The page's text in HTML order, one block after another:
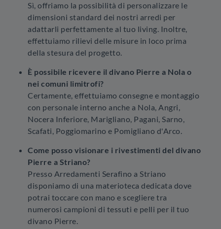
Sì, offriamo la possibilità di personalizzare le
dimensioni standard dei nostri arredi per
adattarli perfettamente al tuo living. Inoltre,
effettuiamo rilievi delle misure in loco prima
della stesura del progetto.
È possibile ricevere il divano Pierre a Nola o
nei comuni limitrofi?
Certamente, effettuiamo consegne e montaggio
con personale interno anche a Nola, Angri,
Nocera Inferiore, Marigliano, Pagani, Sarno,
Scafati, Poggiomarino e Pomigliano d'Arco.
Come posso visionare i rivestimenti del divano
Pierre a Striano?
Presso Arredamenti Serafino a Striano
disponiamo di una materioteca dedicata dove
potrai toccare con mano e scegliere tra
numerosi campioni di tessuti e pelli per il tuo
divano Pierre.